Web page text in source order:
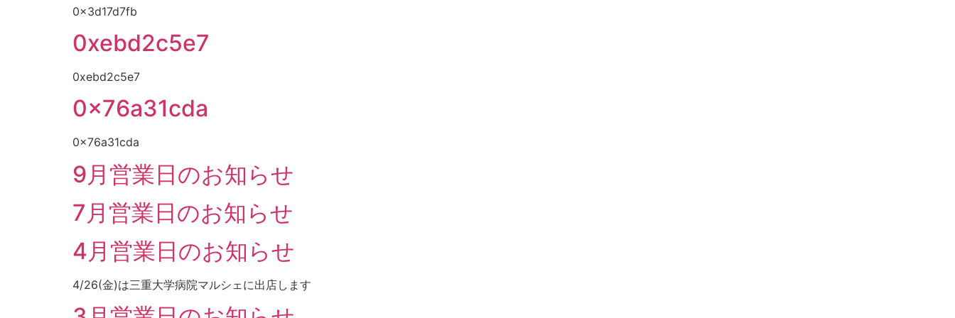
0x3d17d7fb
0xebd2c5e7
0xebd2c5e7
0x76a31cda
0x76a31cda
9月営業日のお知らせ
7月営業日のお知らせ
4月営業日のお知らせ
4/26(金)は三重大学病院マルシェに出店します